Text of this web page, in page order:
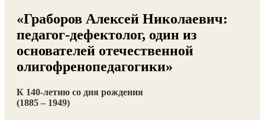
«Граборов Алексей Николаевич:
педагог-дефектолог, один из
основателей отечественной
олигофренопедагогики»
К 140-летию со дня рождения
(1885 – 1949)